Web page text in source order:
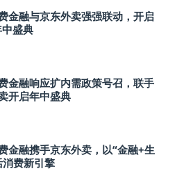
金融与京东外卖强强联动，开启
盛典
金融响应扩内需政策号召，联手
开启年中盛典
金融携手京东外卖，以“金融+生
消费新引擎